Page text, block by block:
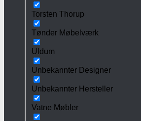
Torsten Thorup
Tønder Møbelværk
Uldum
Unbekannter Designer
Unbekannter Hersteller
Vatne Møbler